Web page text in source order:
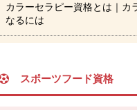
カラーセラピー資格とは｜カ
なるには
スポーツフード資格